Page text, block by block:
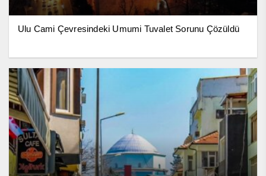
Ulu Cami Çevresindeki Umumi Tuvalet Sorunu Çözüldü